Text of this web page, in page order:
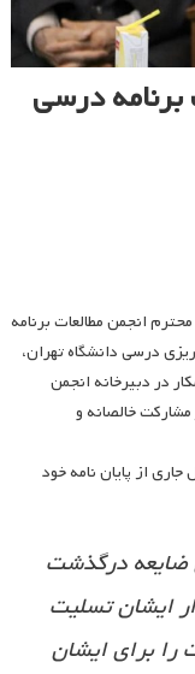
برنامه درسی
انجمن مطالعات برنامه
درسی دانشگاه تهران،
در دبیرخانه انجمن
خالصانه و
از پایان نامه خود
ضایعه درگذشت
ایشان تسلیت
را برای ایشان